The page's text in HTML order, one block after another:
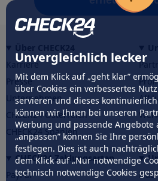
Unvergleichlich lecker
Mit dem Klick auf „geht klar”
über Cookies ein verbessertes
servieren und dieses
können wir Ihnen bei unseren
Werbung und passende Angebote
„anpassen” können Sie Ihre
festlegen. Dies ist auch
dem Klick auf „Nur notwendige
technisch notwendige Cookies
Karriere
Presse
Unternehmen
CHECK24 Österreich
CHECK24 Spanien
CHECK24 Zahlungsarten
PayPal